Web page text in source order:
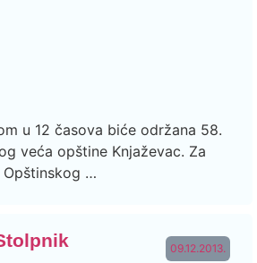
u 12 časova biće održana 58.
veća opštine Knjaževac. Za
Opštinskog …
09.12.2013.